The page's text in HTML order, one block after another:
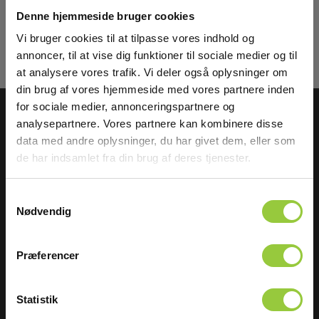
Denne hjemmeside bruger cookies
Vi bruger cookies til at tilpasse vores indhold og
annoncer, til at vise dig funktioner til sociale medier og til
at analysere vores trafik. Vi deler også oplysninger om
din brug af vores hjemmeside med vores partnere inden
for sociale medier, annonceringspartnere og
analysepartnere. Vores partnere kan kombinere disse
data med andre oplysninger, du har givet dem, eller som
de har indsamlet fra din brug af deres tjenester.
Nødvendig
Præferencer
Statistik
Læs mere i voresGDPR Persondatabeskyttelse
. Du kan fremelde dig
nyhedsbrevet når som helst via et link i nyhedsmailen.
ELMA INSTRUMENTS A/S
Ryttermarken 2
DK-3520 Farum
CVR: 24229408
BESØG OS
Man - tors: 8.00-16.00,
VÆRD AT VIDE
Privat Erhverv